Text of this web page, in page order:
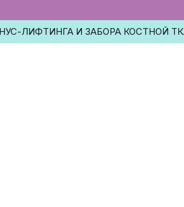
ЛИФТИНГА И ЗАБОРА КОСТНОЙ